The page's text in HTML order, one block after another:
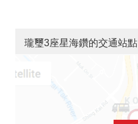
瓏璽3座星海鑽的交通站點